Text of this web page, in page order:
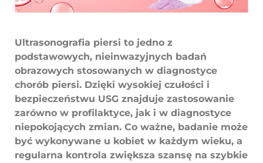
Ultrasonografia piersi to jedno z
podstawowych, nieinwazyjnych badań
obrazowych stosowanych w diagnostyce
chorób piersi. Dzięki wysokiej czułości i
bezpieczeństwu USG znajduje zastosowanie
zarówno w profilaktyce, jak i w diagnostyce
niepokojących zmian. Co ważne, badanie może
być wykonywane u kobiet w każdym wieku, a
regularna kontrola zwiększa szansę na szybkie